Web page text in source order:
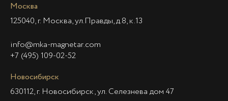
Москва
125040, г. Москва, ул.Правды, д.8, к.13
info@mka-magnetar.com
+7 (495) 109-02-52
Новосибирск
630112, г. Новосибирск, ул. Селезнева дом 47